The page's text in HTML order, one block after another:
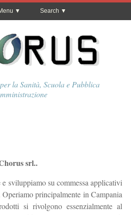
Search
la Sanità, Scuola e Pubblica
srl..
sviluppiamo su commessa applicativi
Operiamo principalmente in Campania
si rivolgono essenzialmente al